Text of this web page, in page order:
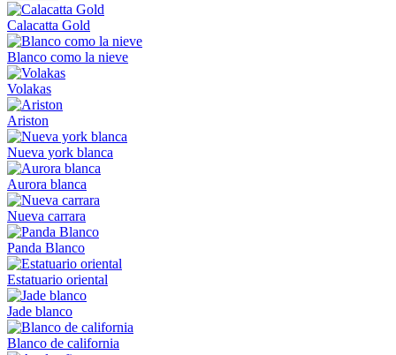
Calacatta Gold
Blanco como la nieve
Volakas
Ariston
Nueva york blanca
Aurora blanca
Nueva carrara
Panda Blanco
Estatuario oriental
Jade blanco
Blanco de california